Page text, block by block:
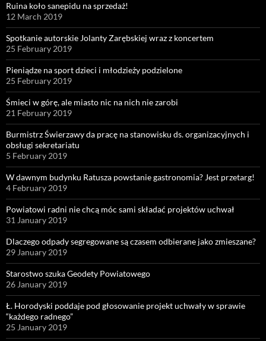
Ruina koło sanepidu na sprzedaż!
12 March 2019
Spotkanie autorskie Jolanty Zarębskiej wraz z koncertem
25 February 2019
Pieniądze na sport dzieci i młodzieży podzielone
25 February 2019
Śmieci w górę, ale miasto nic na nich nie zarobi
21 February 2019
Burmistrz Świerzawy da pracę na stanowisku ds. organizacyjnych i
obsługi sekretariatu
5 February 2019
W dawnym budynku Ratusza powstanie gastronomia? Jest przetarg!
4 February 2019
Powiatowi radni nie chcą móc sami składać projektów uchwał
31 January 2019
Dlaczego odpady segregowane są czasem odbierane jako zmieszane?
29 January 2019
Starostwo szuka Geodety Powiatowego
26 January 2019
Ł. Horodyski poddaje pod głosowanie projekt uchwały w sprawie
“każdego radnego”
25 January 2019